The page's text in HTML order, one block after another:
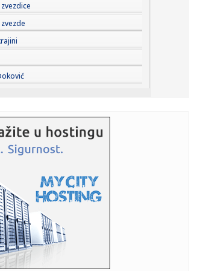
party ove godine posvećen glumicama, majkama i
Novi Zejtinlik podsjetnik na velike srpske žrtve
kandidat za domaćina Evropskog prvenstva!
na pragu Bešiktaša! Otkriveni detalji ugovora,
и сутра сунчано и топло, ...
serija Rajana Marfija stigla na Disney+; Mračni triler o
Aston Martin ima dobre vesti